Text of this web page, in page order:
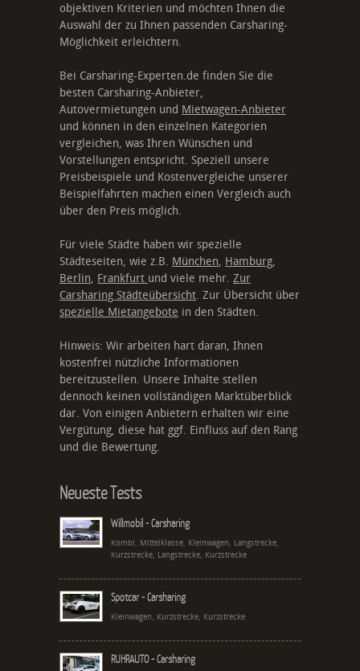
objektiven Kriterien und möchten Ihnen die
Auswahl der zu Ihnen passenden Carsharing-
Möglichkeit erleichtern.
Bei Carsharing-Experten.de finden Sie die
besten Carsharing-Anbieter,
Autovermietungen und Mietwagen-Anbieter
und können in den einzelnen Kategorien
vergleichen, was Ihren Wünschen und
Vorstellungen entspricht. Speziell unsere
Preisbeispiele und Kostenvergleiche unserer
Beispielfahrten machen einen Vergleich auch
über den Preis möglich.
Für viele Städte haben wir spezielle
Städteseiten, wie z.B. München, Hamburg,
Berlin, Frankfurt und viele mehr. Zur
Carsharing Städteübersicht. Zur Übersicht über
spezielle Mietangebote in den Städten.
Hinweis: Wir arbeiten hart daran, Ihnen
kostenfrei nützliche Informationen
bereitzustellen. Unsere Inhalte stellen
dennoch keinen vollständigen Marktüberblick
dar. Von einigen Anbietern erhalten wir eine
Vergütung, diese hat ggf. Einfluss auf den Rang
und die Bewertung.
Neueste Tests
Willmobil - Carsharing
Kombi, Mittelklasse, Kleinwagen, Langstrecke,
Kurzstrecke, Langstrecke, Kurzstrecke
Spotcar - Carsharing
Kleinwagen, Kurzstrecke, Kurzstrecke
RUHRAUTO - Carsharing